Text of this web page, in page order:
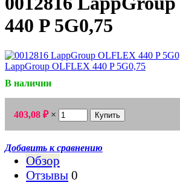
440 P 5G0,75
В наличии
403,08 ₽ ×
Добавить к сравнению
Обзор
Отзывы 0